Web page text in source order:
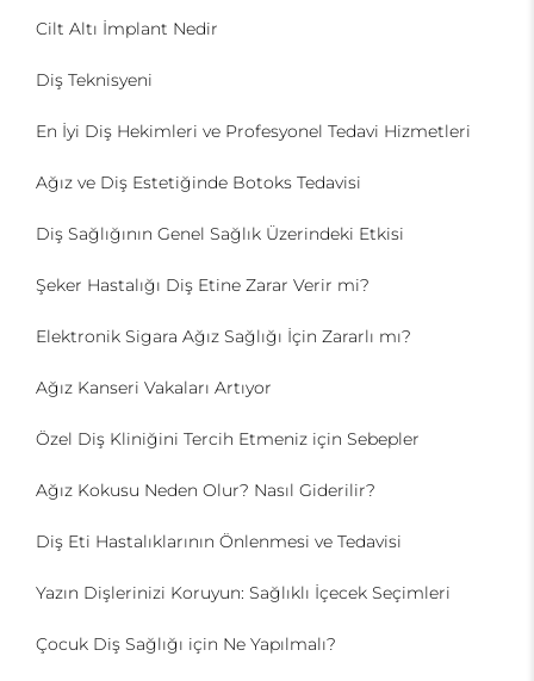
Cilt Altı İmplant Nedir
Diş Teknisyeni
En İyi Diş Hekimleri ve Profesyonel Tedavi Hizmetleri
Ağız ve Diş Estetiğinde Botoks Tedavisi
Diş Sağlığının Genel Sağlık Üzerindeki Etkisi
Şeker Hastalığı Diş Etine Zarar Verir mi?
Elektronik Sigara Ağız Sağlığı İçin Zararlı mı?
Ağız Kanseri Vakaları Artıyor
Özel Diş Kliniğini Tercih Etmeniz için Sebepler
Ağız Kokusu Neden Olur? Nasıl Giderilir?
Diş Eti Hastalıklarının Önlenmesi ve Tedavisi
Yazın Dişlerinizi Koruyun: Sağlıklı İçecek Seçimleri
Çocuk Diş Sağlığı için Ne Yapılmalı?